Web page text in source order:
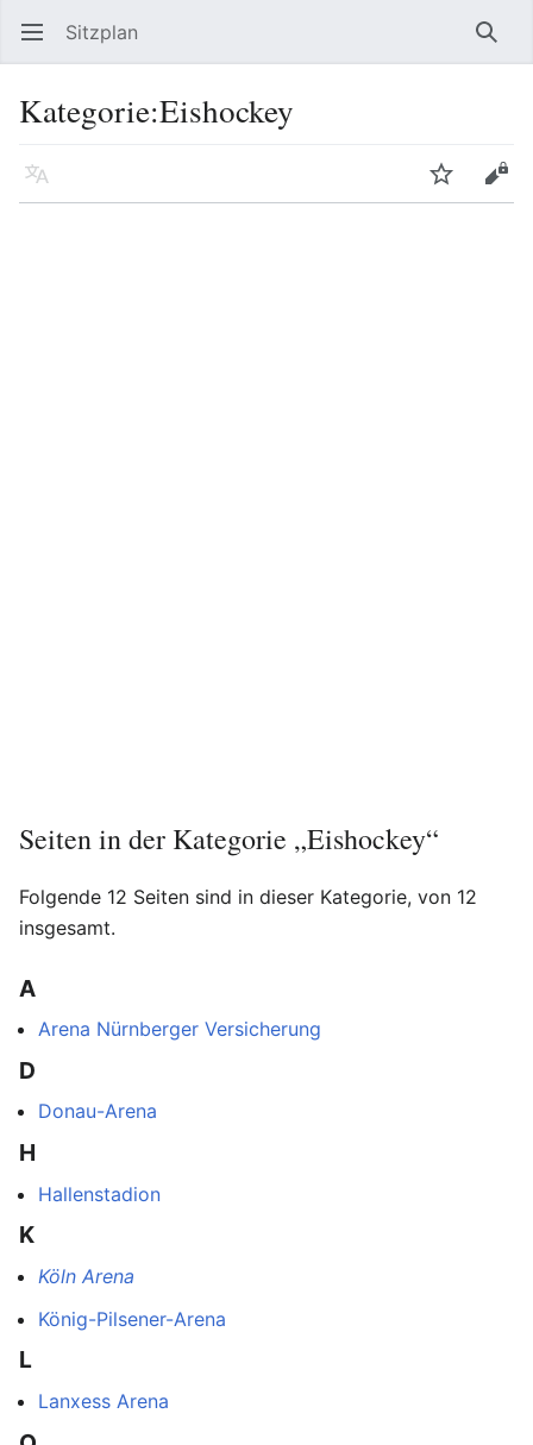
Hauptmenü öffnen Sitzplan
Kategorie:Eishockey
Sprache Beobachten Bearbeiten
Seiten in der Kategorie „Eishockey“
Folgende 12 Seiten sind in dieser Kategorie, von 12
insgesamt.
A
Arena Nürnberger Versicherung
D
Donau-Arena
H
Hallenstadion
K
Köln Arena
König-Pilsener-Arena
L
Lanxess Arena